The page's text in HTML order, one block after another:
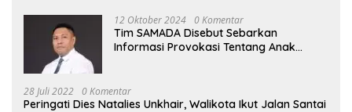
12 Oktober 2024 0 Komentar
Tim SAMADA Disebut Sebarkan
Informasi Provokasi Tentang Anak
28 Juli 2022 0 Komentar
Peringati Dies Natalies Unkhair, Walikota Ikut Jalan Santai